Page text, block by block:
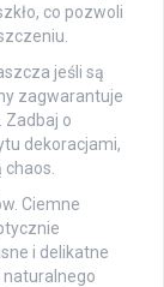
co pozwoli
jeśli są
zagwarantuje
Zadbaj o
dekoracjami,
Ciemne
i delikatne
naturalnego